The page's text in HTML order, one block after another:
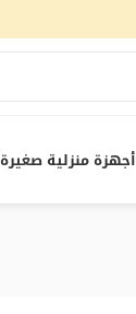
أجهزة منزلية صغيرة